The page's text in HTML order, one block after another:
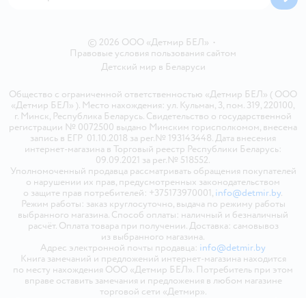
© 2026 ООО «Детмир БЕЛ» •
Правовые условия пользования сайтом
Детский мир в Беларуси
Общество с ограниченной ответственностью «Детмир БЕЛ» ( ООО
«Детмир БЕЛ» ). Место нахождения: ул. Кульман, 3, пом. 319, 220100,
г. Минск, Республика Беларусь. Свидетельство о государственной
регистрации № 0072500 выдано Минским горисполкомом, внесена
запись в ЕГР 01.10.2018 за рег.№ 193143448. Дата внесения
интернет-магазина в Торговый реестр Республики Беларусь:
09.09.2021 за рег.№ 518552.
Уполномоченный продавца рассматривать обращения покупателей
о нарушении их прав, предусмотренных законодательством
о защите прав потребителей: +375173970001, info@detmir.by.
Режим работы: заказ круглосуточно, выдача по режиму работы
выбранного магазина. Способ оплаты: наличный и безналичный
расчёт. Оплата товара при получении. Доставка: самовывоз
из выбранного магазина.
Адрес электронной почты продавца: info@detmir.by
Книга замечаний и предложений интернет-магазина находится
по месту нахождения ООО «Детмир БЕЛ». Потребитель при этом
вправе оставить замечания и предложения в любом магазине
торговой сети «Детмир».